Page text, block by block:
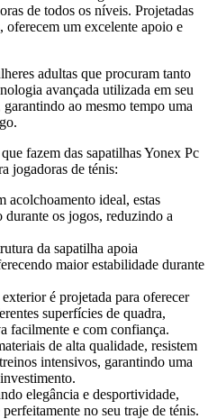
de todos os níveis. Projetadas
oferecem um excelente apoio e
adultas que procuram tanto
avançada utilizada em seu
ao mesmo tempo uma
fazem das sapatilhas Yonex Pc
jogadoras de ténis:
acolchoamento ideal, estas
os jogos, reduzindo a
da sapatilha apoia
maior estabilidade durante
é projetada para oferecer
superfícies de quadra,
facilmente e com confiança.
de alta qualidade, resistem
intensivos, garantindo uma
elegância e desportividade,
no seu traje de ténis.